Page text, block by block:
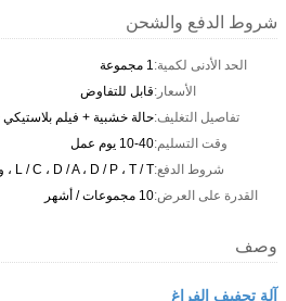
شروط الدفع والشحن
الحد الأدنى لكمية:1 مجموعة
الأسعار:قابل للتفاوض
تفاصيل التغليف:حالة خشبية + فيلم
وقت التسليم:10-40 يوم عمل
شروط الدفع:L / C ، D / A ، D / P ، T / T ، ويسترن يونيون ، موني جرام
القدرة على العرض:10 مجموعات / أشهر
وصف
آلة تجفيف الفراغ